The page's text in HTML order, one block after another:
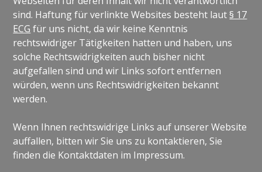
sind. Haftung für verlinkte Websites besteht laut§ 17
ECG für uns nicht, da wir keine Kenntnis
rechtswidriger Tätigkeiten hatten und haben, uns
solche Rechtswidrigkeiten auch bisher nicht
aufgefallen sind und wir Links sofort entfernen
würden, wenn uns Rechtswidrigkeiten bekannt
werden.
Wenn Ihnen rechtswidrige Links auf unserer Website
auffallen, bitten wir Sie uns zu kontaktieren, Sie
finden die Kontaktdaten im Impressum.